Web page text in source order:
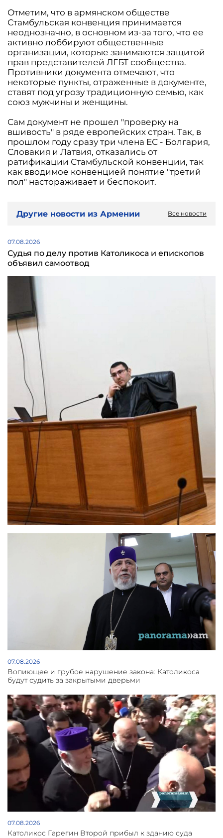
Отметим, что в армянском обществе
Стамбульская конвенция принимается
неоднозначно, в основном из-за того, что ее
активно лоббируют общественные
организации, которые занимаются защитой
прав представителей ЛГБТ сообщества.
Противники документа отмечают, что
некоторые пункты, отраженные в документе,
ставят под угрозу традиционную семью, как
союз мужчины и женщины.
Сам документ не прошел "проверку на
вшивость" в ряде европейских стран. Так, в
прошлом году сразу три члена ЕС - Болгария,
Словакия и Латвия, отказались от
ратификации Стамбульской конвенции, так
как вводимое конвенцией понятие "третий
пол" настораживает и беспокоит.
Другие новости из Армении Все новости
07.08.2026
Судья по делу против Католикоса и епископов
объявил самоотвод
07.08.2026
Вопиющее и грубое нарушение закона: Католикоса
будут судить за закрытыми дверьми
07.08.2026
Католикос Гарегин Второй прибыл к зданию суда